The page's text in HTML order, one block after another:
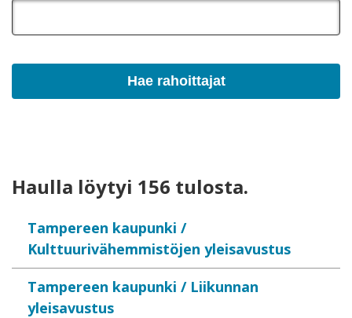
Haulla löytyi 156 tulosta.
Tampereen kaupunki /
Kulttuurivähemmistöjen yleisavustus
Tampereen kaupunki / Liikunnan
yleisavustus